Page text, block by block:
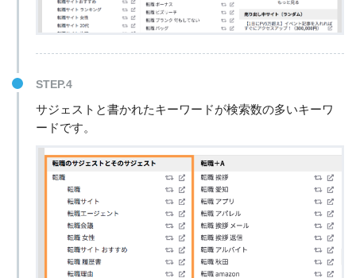
STEP.4
サジェストと書かれたキーワードが検索数の多いキーワ
ードです。